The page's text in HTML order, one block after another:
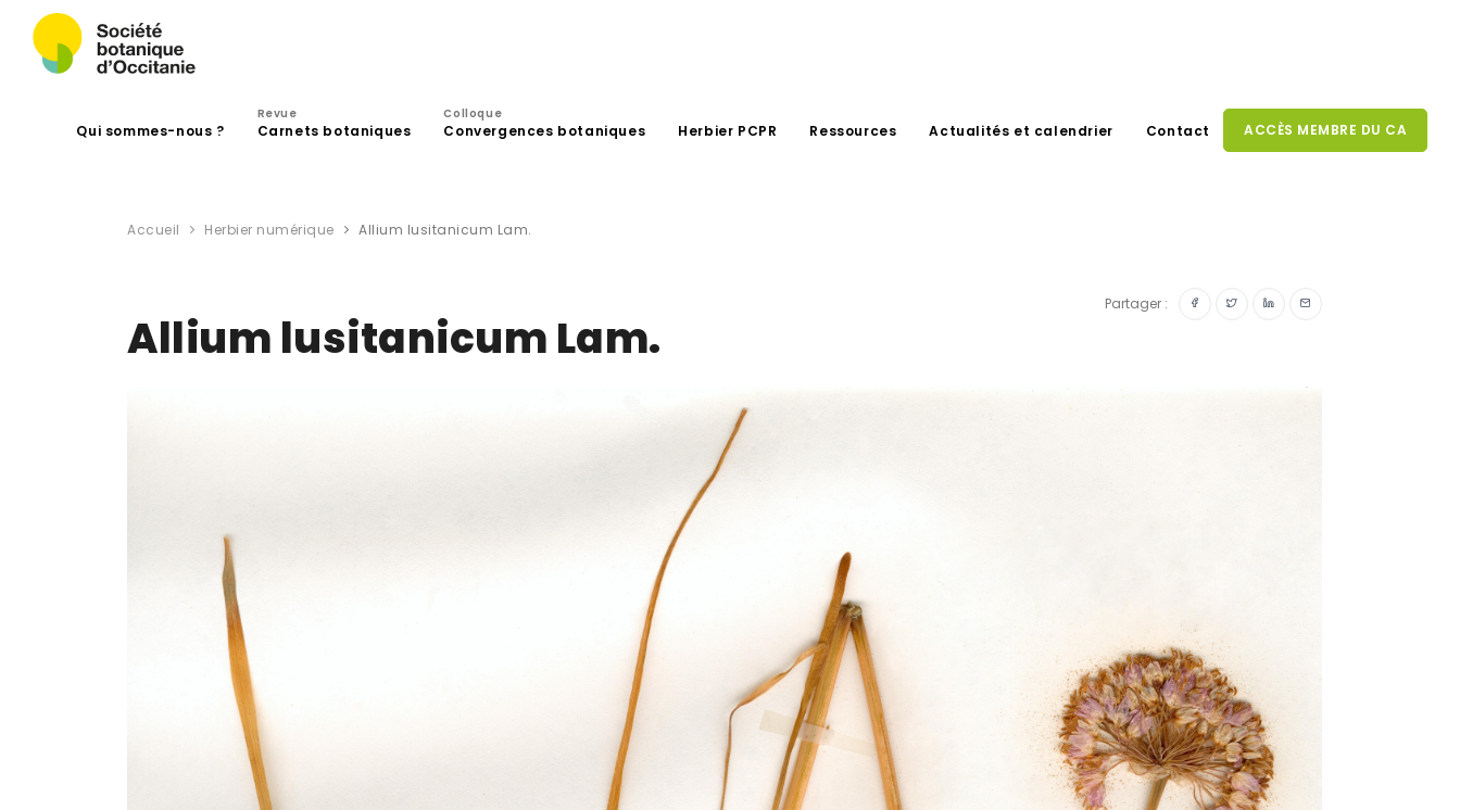
Qui sommes-nous ?
Revue
Carnets botaniques
Colloque
Convergences botaniques Herbier PCPR Ressources Actualités et calendrier Contact ACCÈS MEMBRE DU CA
Accueil Herbier numérique Allium lusitanicum Lam.
Partager :
Allium lusitanicum Lam.